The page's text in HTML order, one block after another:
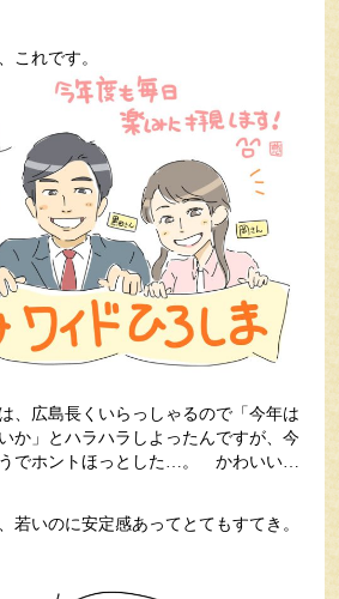
これです。
、広島長くいらっしゃるので「今年は
か」とハラハラしよったんですが、今
でホントほっとした…。 かわいい…
若いのに安定感あってとてもすてき。